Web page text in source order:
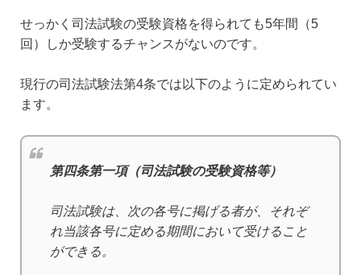
せっかく司法試験の受験資格を得られても5年間（5
回）しか受験するチャンスがないのです。
現行の司法試験法第4条では以下のように定められてい
ます。
第四条第一項（司法試験の受験資格等）
司法試験は、次の各号に掲げる者が、それぞ
れ当該各号に定める期間において受けること
ができる。